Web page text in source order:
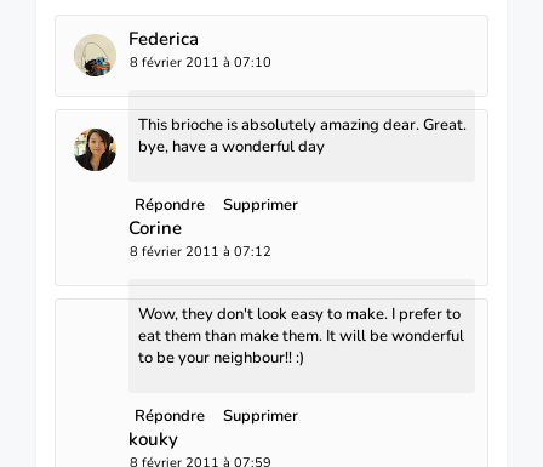
Federica
8 février 2011 à 07:10
This brioche is absolutely amazing dear. Great.
bye, have a wonderful day
Répondre Supprimer
Corine
8 février 2011 à 07:12
Wow, they don't look easy to make. I prefer to
eat them than make them. It will be wonderful
to be your neighbour!! :)
Répondre Supprimer
kouky
8 février 2011 à 07:59